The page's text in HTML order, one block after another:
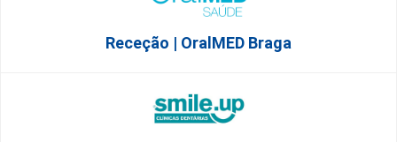
Receção | OralMED Braga